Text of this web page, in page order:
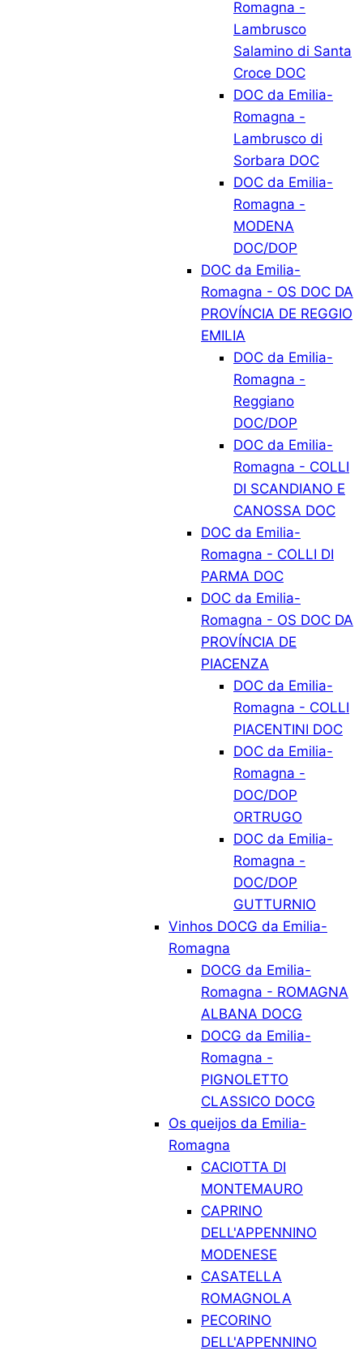
Romagna -
Lambrusco
Salamino di Santa
Croce DOC
DOC da Emilia-
Romagna -
Lambrusco di
Sorbara DOC
DOC da Emilia-
Romagna -
MODENA
DOC/DOP
DOC da Emilia-
Romagna - OS DOC DA
PROVÍNCIA DE REGGIO
EMILIA
DOC da Emilia-
Romagna -
Reggiano
DOC/DOP
DOC da Emilia-
Romagna - COLLI
DI SCANDIANO E
CANOSSA DOC
DOC da Emilia-
Romagna - COLLI DI
PARMA DOC
DOC da Emilia-
Romagna - OS DOC DA
PROVÍNCIA DE
PIACENZA
DOC da Emilia-
Romagna - COLLI
PIACENTINI DOC
DOC da Emilia-
Romagna -
DOC/DOP
ORTRUGO
DOC da Emilia-
Romagna -
DOC/DOP
GUTTURNIO
Vinhos DOCG da Emilia-
Romagna
DOCG da Emilia-
Romagna - ROMAGNA
ALBANA DOCG
DOCG da Emilia-
Romagna -
PIGNOLETTO
CLASSICO DOCG
Os queijos da Emilia-
Romagna
CACIOTTA DI
MONTEMAURO
CAPRINO
DELL'APPENNINO
MODENESE
CASATELLA
ROMAGNOLA
PECORINO
DELL'APPENNINO